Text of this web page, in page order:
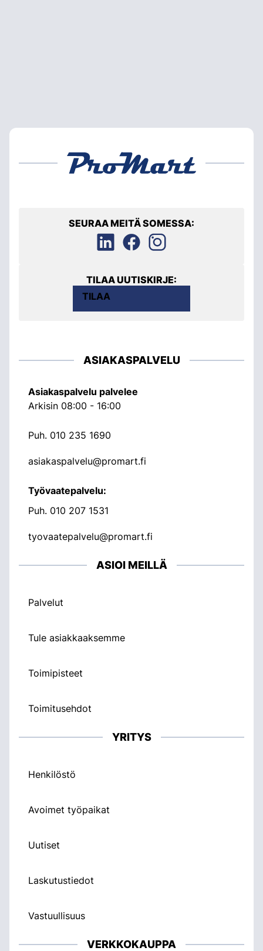
SEURAA MEITÄ SOMESSA:
TILAA UUTISKIRJE:
TILAA
ASIAKASPALVELU
Asiakaspalvelu palvelee
Arkisin 08:00 - 16:00
Puh. 010 235 1690
asiakaspalvelu@promart.fi
Työvaatepalvelu:
Puh. 010 207 1531
tyovaatepalvelu@promart.fi
ASIOI MEILLÄ
Palvelut
Tule asiakkaaksemme
Toimipisteet
Toimitusehdot
YRITYS
Henkilöstö
Avoimet työpaikat
Uutiset
Laskutustiedot
Vastuullisuus
VERKKOKAUPPA